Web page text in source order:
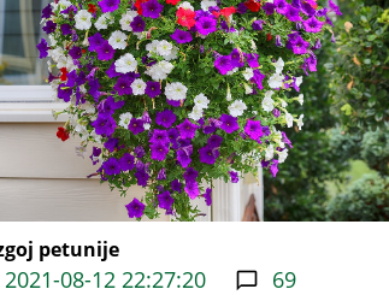
petunije
2021-08-12 22:27:20 69